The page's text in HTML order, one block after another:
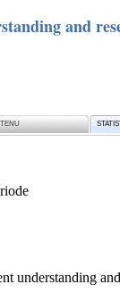
and